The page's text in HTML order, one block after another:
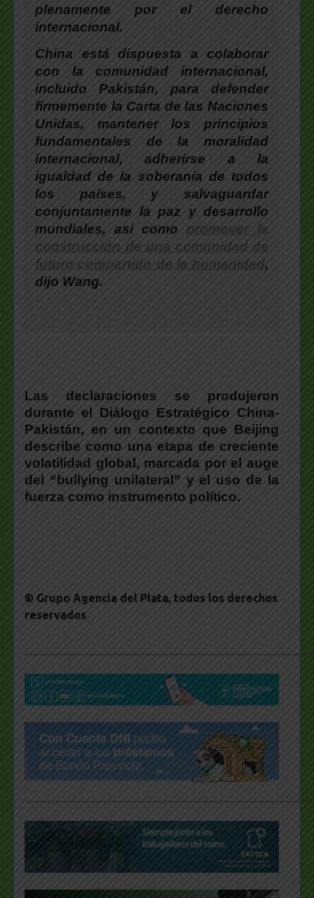
plenamente por el derecho
internacional.
China está dispuesta a colaborar
con la comunidad internacional,
incluido Pakistán, para defender
firmemente la Carta de las Naciones
Unidas, mantener los principios
fundamentales de la moralidad
internacional, adherirse a la
igualdad de la soberanía de todos
los países, y salvaguardar
conjuntamente la paz y desarrollo
mundiales, así como promover la
construcción de una comunidad de
futuro compartido de la humanidad,
dijo Wang.
Las declaraciones se produjeron
durante el Diálogo Estratégico China-
Pakistán, en un contexto que Beijing
describe como una etapa de creciente
volatilidad global, marcada por el auge
del “bullying unilateral” y el uso de la
fuerza como instrumento político.
© Grupo Agencia del Plata, todos los derechos
reservados